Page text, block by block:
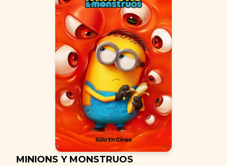
MINIONS Y MONSTRUOS